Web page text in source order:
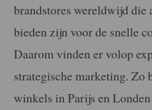
brandstores wereldwijd die
bieden zijn voor de snelle
Daarom vinden er volop
strategische marketing.
winkels in Parijs en